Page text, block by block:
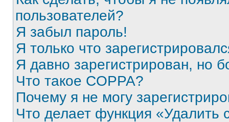
пользователей?
Я забыл пароль!
Я только что
Я давно зарегистрирован, но
Что такое COPPA?
Почему я не могу
Что делает функция «Удалить